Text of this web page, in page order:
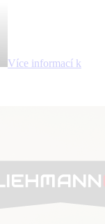
Více informací k